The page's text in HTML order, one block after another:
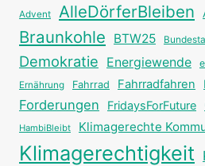
Advent AlleDörferBleiben
Braunkohle BTW25
Demokratie Energiewende
Ernährung Fahrrad Fahrradfahren
Forderungen FridaysForFuture
HambiBleibt Klimagerechte
Klimagerechtigkeit